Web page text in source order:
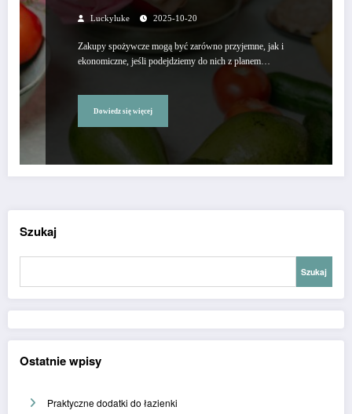
Luckyluke 2025-10-20
Zakupy spożywcze mogą być zarówno przyjemne, jak i
ekonomiczne, jeśli podejdziemy do nich z planem…
Dowiedz się więcej
Szukaj
Szukaj
Ostatnie wpisy
Praktyczne dodatki do łazienki